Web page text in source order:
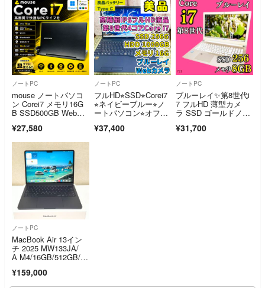
ノートPC
mouse ノートパソコ
ン Corei7 メモリ16G
B SSD500GB Webカ
e2024
¥27,580
ノートPC
フルHD⭐︎SSD⭐︎Corei7
⭐︎ネイビーブルー⭐︎ノ
ートパソコン⭐︎オフィ
¥37,400
ノートPC
ブルーレイ✨第8世代i
7 フルHD 薄型カメ
ラ SSD ゴールドノー
¥31,700
ノートPC
MacBook Air 13イン
チ 2025 MW133JA/
A M4/16GB/512GB/U
¥159,000